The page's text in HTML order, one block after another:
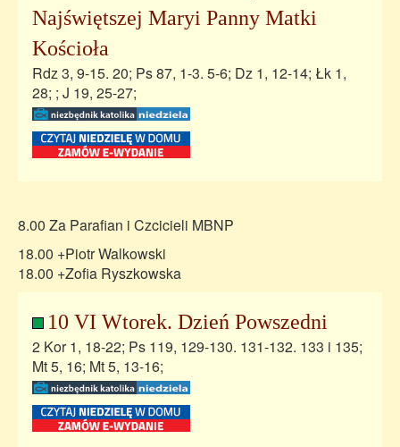
Najświętszej Maryi Panny Matki
Kościoła
Rdz 3, 9-15. 20; Ps 87, 1-3. 5-6; Dz 1, 12-14; Łk 1,
28; ; J 19, 25-27;
8.00 Za Parafian i Czcicieli MBNP
18.00 +Piotr Walkowski
18.00 +Zofia Ryszkowska
10 VI Wtorek. Dzień Powszedni
2 Kor 1, 18-22; Ps 119, 129-130. 131-132. 133 i 135;
Mt 5, 16; Mt 5, 13-16;